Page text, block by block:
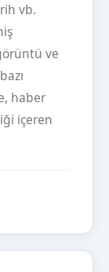
vb.
ve
haber
içeren